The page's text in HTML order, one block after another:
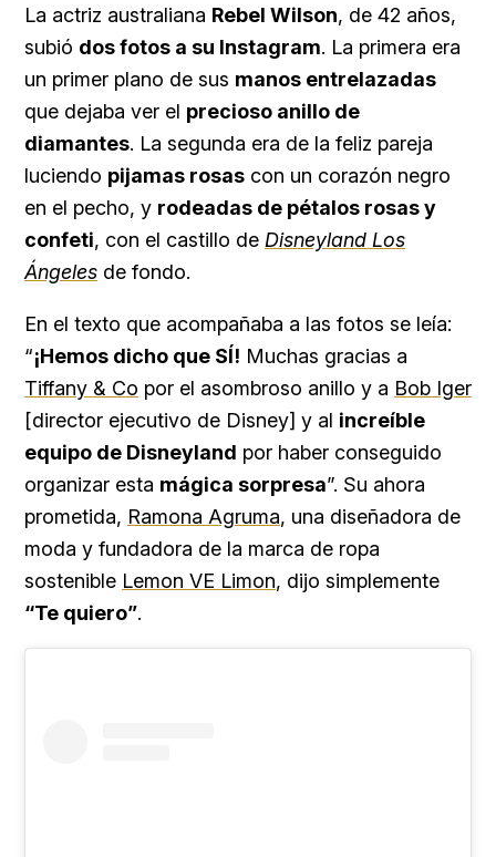
La actriz australiana Rebel Wilson, de 42 años,
subió dos fotos a su Instagram. La primera era
un primer plano de sus manos entrelazadas
que dejaba ver el precioso anillo de
diamantes. La segunda era de la feliz pareja
luciendo pijamas rosas con un corazón negro
en el pecho, y rodeadas de pétalos rosas y
confeti, con el castillo de Disneyland Los
Ángeles de fondo.
En el texto que acompañaba a las fotos se leía:
“¡Hemos dicho que SÍ! Muchas gracias a
Tiffany & Co por el asombroso anillo y a Bob Iger
[director ejecutivo de Disney] y al increíble
equipo de Disneyland por haber conseguido
organizar esta mágica sorpresa”. Su ahora
prometida, Ramona Agruma, una diseñadora de
moda y fundadora de la marca de ropa
sostenible Lemon VE Limon, dijo simplemente
“Te quiero”.